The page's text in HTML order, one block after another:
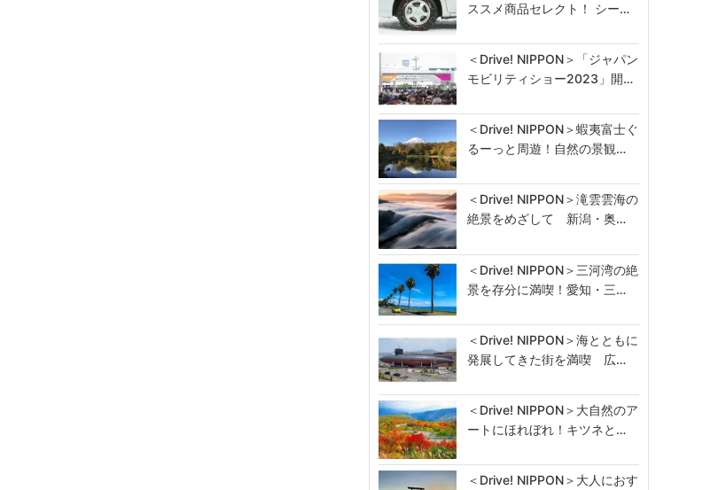
ススメ商品セレクト！ シー…
＜Drive! NIPPON＞「ジャパン
モビリティショー2023」開…
＜Drive! NIPPON＞蝦夷富士ぐ
るーっと周遊！自然の景観…
＜Drive! NIPPON＞滝雲雲海の
絶景をめざして 新潟・奥…
＜Drive! NIPPON＞三河湾の絶
景を存分に満喫！愛知・三…
＜Drive! NIPPON＞海とともに
発展してきた街を満喫 広…
＜Drive! NIPPON＞大自然のア
ートにほれぼれ！キツネと…
＜Drive! NIPPON＞大人におす